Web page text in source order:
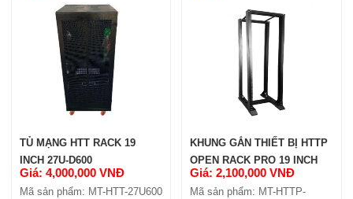
TỦ MẠNG HTT RACK 19
INCH 27U-D600
Giá: 4,000,000 VNĐ
Mã sản phẩm: MT-HTT-27U600
KHUNG GẮN THIẾT BỊ HTTP
OPEN RACK PRO 19 INCH
27U-D720 - ĐÔI
Giá: 2,100,000 VNĐ
Mã sản phẩm: MT-HTTP-